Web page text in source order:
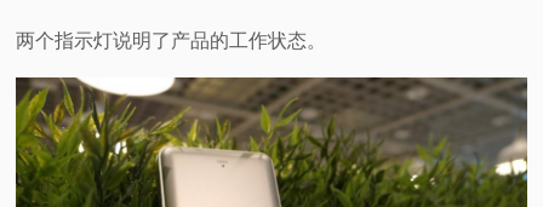
两个指示灯说明了产品的工作状态。